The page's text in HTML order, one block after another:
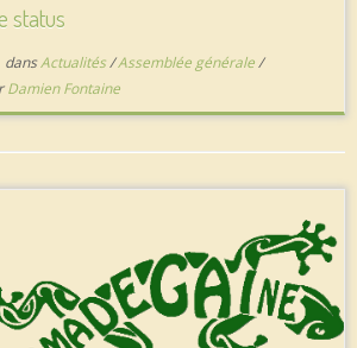
status
Actualités/Assemblée générale/
Damien Fontaine